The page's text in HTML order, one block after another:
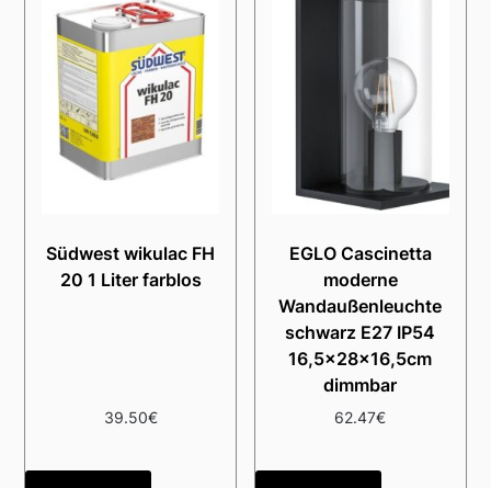
Südwest wikulac FH
20 1 Liter farblos
39.50€
EGLO Cascinetta
moderne
Wandaußenleuchte
schwarz E27 IP54
16,5x28x16,5cm
dimmbar
62.47€